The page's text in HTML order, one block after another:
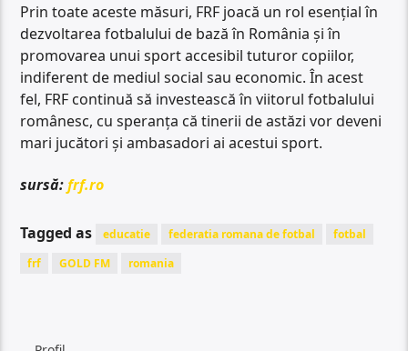
Prin toate aceste măsuri, FRF joacă un rol esențial în
dezvoltarea fotbalului de bază în România și în
promovarea unui sport accesibil tuturor copiilor,
indiferent de mediul social sau economic. În acest
fel, FRF continuă să investească în viitorul fotbalului
românesc, cu speranța că tinerii de astăzi vor deveni
mari jucători și ambasadori ai acestui sport.
sursă:frf.ro
Tagged as educatie federatia romana de fotbal
fotbal
frf
GOLD FM romania